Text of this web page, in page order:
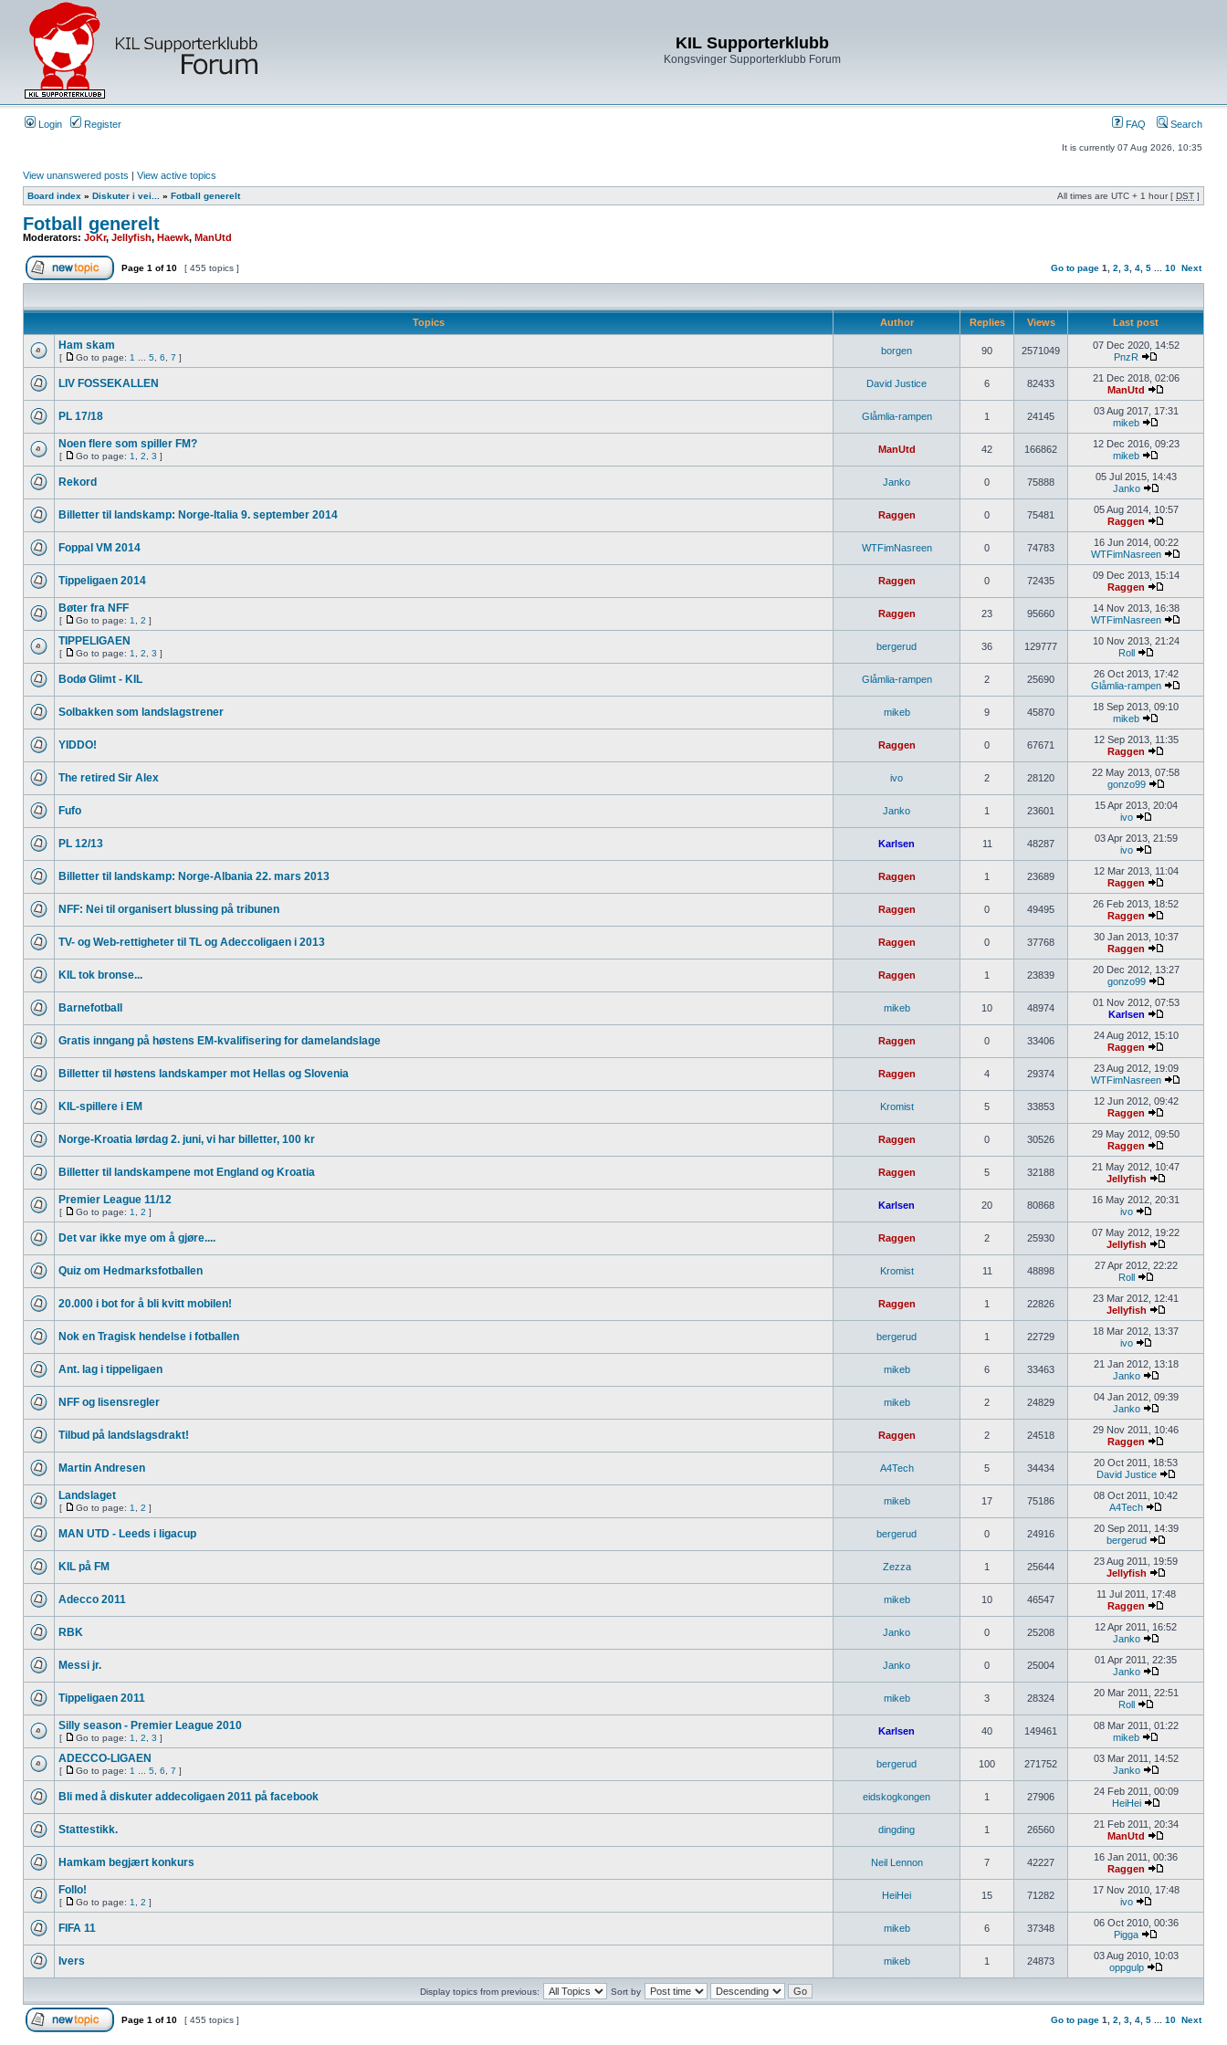
KIL Supporterklubb
Kongsvinger Supporterklubb Forum
Login Register FAQ Search
It is currently 07 Aug 2026, 10:35
View unanswered posts | View active topics
Board index » Diskuter i vei... » Fotball generelt All times are UTC + 1 hour [ DST ]
Fotball generelt
Moderators: JoKr, Jellyfish, Haewk, ManUtd
Page 1 of10 [ 455 topics ] Go to page 1 2 3 4 5 10 Next
Topics Author Replies Views Last post
Ham skam
[ Go to page: 1 5 6 7 ]
borgen 90 2571049
07 Dec 2020, 14:52
PnzR
LIV FOSSEKALLEN David Justice 6 82433
21 Dec 2018, 02:06
ManUtd
PL 17/18 Glåmlia-rampen 1 24145
03 Aug 2017, 17:31
mikeb
Noen flere som spiller FM?
[ Go to page: 1 2 3 ]
ManUtd 42 166862
12 Dec 2016, 09:23
mikeb
Rekord Janko 0 75888
05 Jul 2015, 14:43
Janko
Billetter til landskamp: Norge-Italia 9. september 2014 Raggen 0 75481
05 Aug 2014, 10:57
Raggen
Foppal VM 2014 WTFimNasreen 0 74783
16 Jun 2014, 00:22
WTFimNasreen
Tippeligaen 2014 Raggen 0 72435
09 Dec 2013, 15:14
Raggen
Bøter fra NFF
[ Go to page: 1 2 ]
Raggen 23 95660
14 Nov 2013, 16:38
WTFimNasreen
TIPPELIGAEN
[ Go to page: 1 2 3 ]
bergerud 36 129777
10 Nov 2013, 21:24
Roll
Bodø Glimt - KIL Glåmlia-rampen 2 25690
26 Oct 2013, 17:42
Glåmlia-rampen
Solbakken som landslagstrener mikeb 9 45870
18 Sep 2013, 09:10
mikeb
YIDDO! Raggen 0 67671
12 Sep 2013, 11:35
Raggen
The retired Sir Alex ivo 2 28120
22 May 2013, 07:58
gonzo99
Fufo Janko 1 23601
15 Apr 2013, 20:04
ivo
PL 12/13 Karlsen 11 48287
03 Apr 2013, 21:59
ivo
Billetter til landskamp: Norge-Albania 22. mars 2013 Raggen 1 23689
12 Mar 2013, 11:04
Raggen
NFF: Nei til organisert blussing på tribunen Raggen 0 49495
26 Feb 2013, 18:52
Raggen
TV- og Web-rettigheter til TL og Adeccoligaen i 2013 Raggen 0 37768
30 Jan 2013, 10:37
Raggen
KIL tok bronse... Raggen 1 23839
20 Dec 2012, 13:27
gonzo99
Barnefotball mikeb 10 48974
01 Nov 2012, 07:53
Karlsen
Gratis inngang på høstens EM-kvalifisering for damelandslage Raggen 0 33406
24 Aug 2012, 15:10
Raggen
Billetter til høstens landskamper mot Hellas og Slovenia Raggen 4 29374
23 Aug 2012, 19:09
WTFimNasreen
KIL-spillere i EM Kromist 5 33853
12 Jun 2012, 09:42
Raggen
Norge-Kroatia lørdag 2. juni, vi har billetter, 100 kr Raggen 0 30526
29 May 2012, 09:50
Raggen
Billetter til landskampene mot England og Kroatia Raggen 5 32188
21 May 2012, 10:47
Jellyfish
Premier League 11/12
[ Go to page: 1 2 ]
Karlsen 20 80868
16 May 2012, 20:31
ivo
Det var ikke mye om å gjøre.... Raggen 2 25930
07 May 2012, 19:22
Jellyfish
Quiz om Hedmarksfotballen Kromist 11 48898
27 Apr 2012, 22:22
Roll
20.000 i bot for å bli kvitt mobilen! Raggen 1 22826
23 Mar 2012, 12:41
Jellyfish
Nok en Tragisk hendelse i fotballen bergerud 1 22729
18 Mar 2012, 13:37
ivo
Ant. lag i tippeligaen mikeb 6 33463
21 Jan 2012, 13:18
Janko
NFF og lisensregler mikeb 2 24829
04 Jan 2012, 09:39
Janko
Tilbud på landslagsdrakt! Raggen 2 24518
29 Nov 2011, 10:46
Raggen
Martin Andresen A4Tech 5 34434
20 Oct 2011, 18:53
David Justice
Landslaget
[ Go to page: 1 2 ]
mikeb 17 75186
08 Oct 2011, 10:42
A4Tech
MAN UTD - Leeds i ligacup bergerud 0 24916
20 Sep 2011, 14:39
bergerud
KIL på FM Zezza 1 25644
23 Aug 2011, 19:59
Jellyfish
Adecco 2011 mikeb 10 46547
11 Jul 2011, 17:48
Raggen
RBK Janko 0 25208
12 Apr 2011, 16:52
Janko
Messi jr. Janko 0 25004
01 Apr 2011, 22:35
Janko
Tippeligaen 2011 mikeb 3 28324
20 Mar 2011, 22:51
Roll
Silly season - Premier League 2010
[ Go to page: 1 2 3 ]
Karlsen 40 149461
08 Mar 2011, 01:22
mikeb
ADECCO-LIGAEN
[ Go to page: 1 5 6 7 ]
bergerud 100 271752
03 Mar 2011, 14:52
Janko
Bli med å diskuter addecoligaen 2011 på facebook eidskogkongen 1 27906
24 Feb 2011, 00:09
HeiHei
Stattestikk. dingding 1 26560
21 Feb 2011, 20:34
ManUtd
Hamkam begjært konkurs Neil Lennon 7 42227
16 Jan 2011, 00:36
Raggen
Follo!
[ Go to page: 1 2 ]
HeiHei 15 71282
17 Nov 2010, 17:48
ivo
FIFA 11 mikeb 6 37348
06 Oct 2010, 00:36
Pigga
Ivers mikeb 1 24873
03 Aug 2010, 10:03
oppgulp
Display topics from previous: Sort by
Page 1 of10 [ 455 topics ] Go to page 1 2 3 4 5 10 Next